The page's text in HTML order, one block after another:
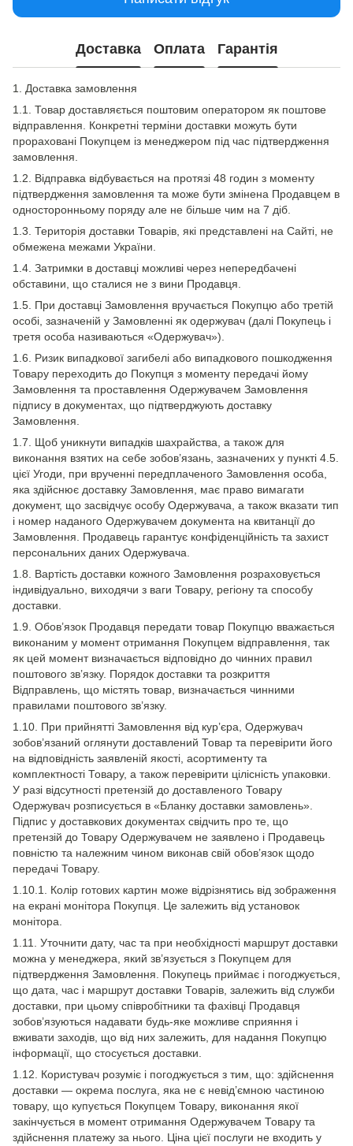
Доставка Оплата Гарантія
1. Доставка замовлення
1.1. Товар доставляється поштовим оператором як поштове
відправлення. Конкретні терміни доставки можуть бути
прораховані Покупцем із менеджером під час підтвердження
замовлення.
1.2. Відправка відбувається на протязі 48 годин з моменту
підтвердження замовлення та може бути змінена Продавцем в
односторонньому поряду але не більше чим на 7 діб.
1.3. Територія доставки Товарів, які представлені на Сайті, не
обмежена межами України.
1.4. Затримки в доставці можливі через непередбачені
обставини, що сталися не з вини Продавця.
1.5. При доставці Замовлення вручається Покупцю або третій
особі, зазначеній у Замовленні як одержувач (далі Покупець і
третя особа називаються «Одержувач»).
1.6. Ризик випадкової загибелі або випадкового пошкодження
Товару переходить до Покупця з моменту передачі йому
Замовлення та проставлення Одержувачем Замовлення
підпису в документах, що підтверджують доставку
Замовлення.
1.7. Щоб уникнути випадків шахрайства, а також для
виконання взятих на себе зобов’язань, зазначених у пункті 4.5.
цієї Угоди, при врученні передплаченого Замовлення особа,
яка здійснює доставку Замовлення, має право вимагати
документ, що засвідчує особу Одержувача, а також вказати тип
і номер наданого Одержувачем документа на квитанції до
Замовлення. Продавець гарантує конфіденційність та захист
персональних даних Одержувача.
1.8. Вартість доставки кожного Замовлення розраховується
індивідуально, виходячи з ваги Товару, регіону та способу
доставки.
1.9. Обов’язок Продавця передати товар Покупцю вважається
виконаним у момент отримання Покупцем відправлення, так
як цей момент визначається відповідно до чинних правил
поштового зв’язку. Порядок доставки та розкриття
Відправлень, що містять товар, визначається чинними
правилами поштового зв’язку.
1.10. При прийнятті Замовлення від кур’єра, Одержувач
зобов’язаний оглянути доставлений Товар та перевірити його
на відповідність заявленій якості, асортименту та
комплектності Товару, а також перевірити цілісність упаковки.
У разі відсутності претензій до доставленого Товару
Одержувач розписується в «Бланку доставки замовлень».
Підпис у доставкових документах свідчить про те, що
претензій до Товару Одержувачем не заявлено і Продавець
повністю та належним чином виконав свій обов’язок щодо
передачі Товару.
1.10.1. Колір готових картин може відрізнятись від зображення
на екрані монітора Покупця. Це залежить від установок
монітора.
1.11. Уточнити дату, час та при необхідності маршрут доставки
можна у менеджера, який зв’язується з Покупцем для
підтвердження Замовлення. Покупець приймає і погоджується,
що дата, час і маршрут доставки Товарів, залежить від служби
доставки, при цьому співробітники та фахівці Продавця
зобов’язуються надавати будь-яке можливе сприяння і
вживати заходів, що від них залежить, для надання Покупцю
інформації, що стосується доставки.
1.12. Користувач розуміє і погоджується з тим, що: здійснення
доставки — окрема послуга, яка не є невід’ємною частиною
товару, що купується Покупцем Товару, виконання якої
закінчується в момент отримання Одержувачем Товару та
здійснення платежу за нього. Ціна цієї послуги не входить у